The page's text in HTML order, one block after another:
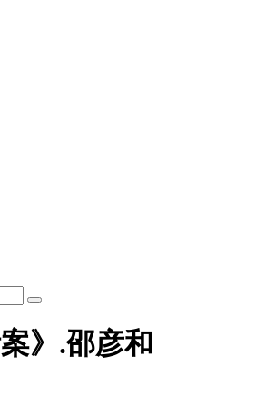
》.邵彦和